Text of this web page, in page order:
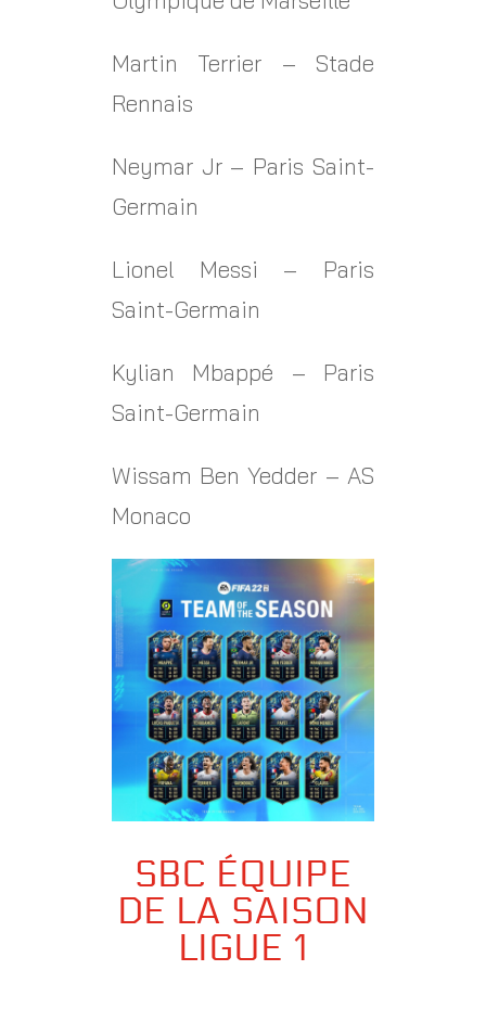
Martin Terrier – Stade
Rennais
Neymar Jr – Paris Saint-
Germain
Lionel Messi – Paris
Saint-Germain
Kylian Mbappé – Paris
Saint-Germain
Wissam Ben Yedder – AS
Monaco
SBC ÉQUIPE
DE LA SAISON
LIGUE 1